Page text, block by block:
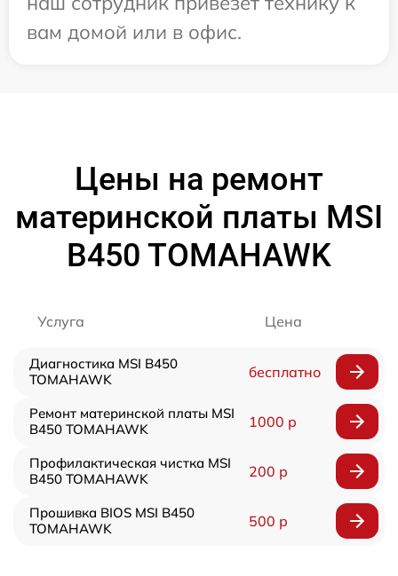
вам домой или в офис.
Цены на ремонт
материнской платы MSI
B450 TOMAHAWK
Услуга Цена
Диагностика MSI B450
TOMAHAWK
бесплатно
Ремонт материнской платы MSI
B450 TOMAHAWK
1000 р
Профилактическая чистка MSI
B450 TOMAHAWK
200 р
Прошивка BIOS MSI B450
TOMAHAWK
500 р